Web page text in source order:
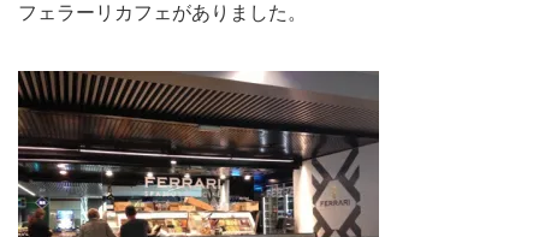
フェラーリカフェがありました。